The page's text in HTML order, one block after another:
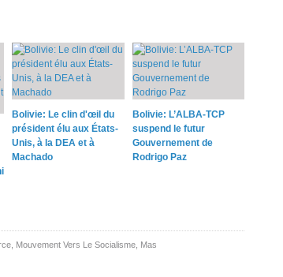
Bolivie: Le clin d'œil du
président élu aux États-
Unis, à la DEA et à
Machado
Bolivie: L’ALBA-TCP
suspend le futur
Gouvernement de
Rodrigo Paz
Mouvement Vers Le Socialisme Mas